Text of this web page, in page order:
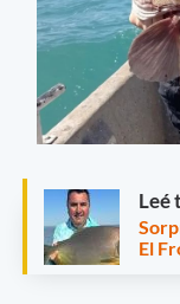
Leé
El